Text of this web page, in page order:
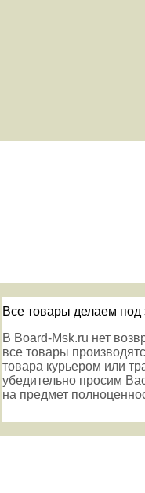
Все товары делаем под
В Board-Msk.ru нет
все товары
товара курьером или
убедительно просим
на предмет